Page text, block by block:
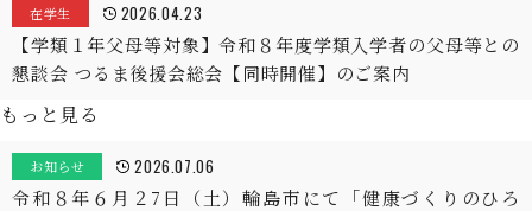
在学生 2026.04.23
【学類１年父母等対象】令和８年度学類入学者の父母等との
懇談会 つるま後援会総会【同時開催】のご案内
もっと見る
お知らせ 2026.07.06
令和８年６月２7日（土）輪島市にて「健康づくりのひろ